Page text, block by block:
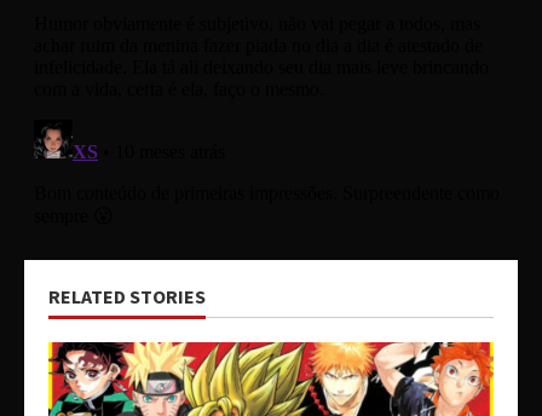
RELATED STORIES